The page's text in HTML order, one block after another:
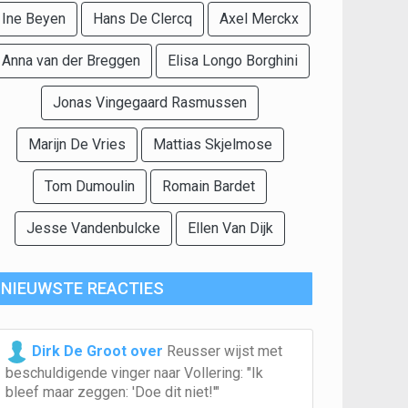
Ine Beyen Hans De Clercq Axel Merckx
Anna van der Breggen Elisa Longo Borghini
Jonas Vingegaard Rasmussen
Marijn De Vries Mattias Skjelmose
Tom Dumoulin Romain Bardet
Jesse Vandenbulcke Ellen Van Dijk
NIEUWSTE REACTIES
Dirk De Groot over Reusser wijst met
beschuldigende vinger naar Vollering: "Ik
bleef maar zeggen: 'Doe dit niet!'"